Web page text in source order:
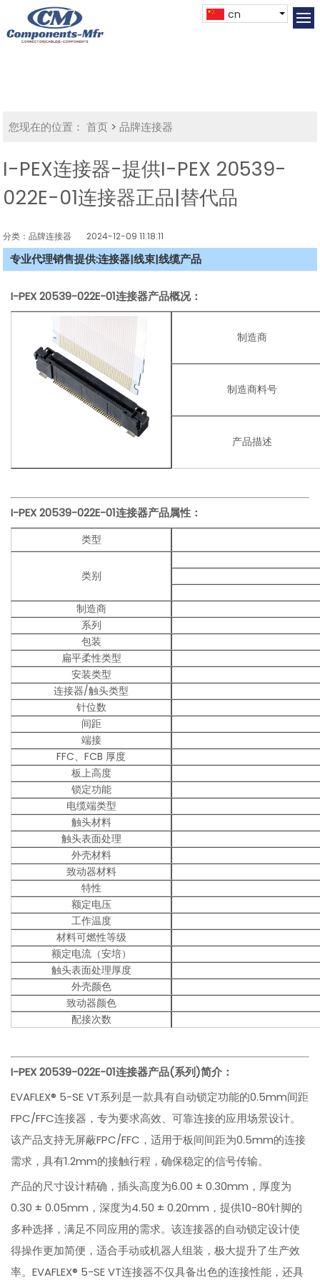
cn
您现在的位置： 首页 >品牌连接器
I-PEX连接器-提供I-PEX 20539-
022E-01连接器正品|替代品
分类：品牌连接器 2024-12-09 11:18:11
专业代理销售提供:连接器|线束|线缆产品
I-PEX 20539-022E-01连接器产品概况：
制造商
制造商料号
产品描述
I-PEX 20539-022E-01连接器产品属性：
类型
类别
制造商
系列
包装
扁平柔性类型
安装类型
连接器/触头类型
针位数
间距
端接
FFC、FCB 厚度
板上高度
锁定功能
电缆端类型
触头材料
触头表面处理
外壳材料
致动器材料
特性
额定电压
工作温度
材料可燃性等级
额定电流（安培）
触头表面处理厚度
外壳颜色
致动器颜色
配接次数
I-PEX20539-022E-01连接器产品(系列)简介：
EVAFLEX® 5-SE VT系列是一款具有自动锁定功能的0.5mm间距
FPC/FFC连接器，专为要求高效、可靠连接的应用场景设计。
该产品支持无屏蔽FPC/FFC，适用于板间间距为0.5mm的连接
需求，具有1.2mm的接触行程，确保稳定的信号传输。
产品的尺寸设计精确，插头高度为6.00 ± 0.30mm，厚度为
0.30 ± 0.05mm，深度为4.50 ± 0.20mm，提供10-80针脚的
多种选择，满足不同应用的需求。该连接器的自动锁定设计使
得操作更加简便，适合手动或机器人组装，极大提升了生产效
率。EVAFLEX® 5-SE VT连接器不仅具备出色的连接性能，还具